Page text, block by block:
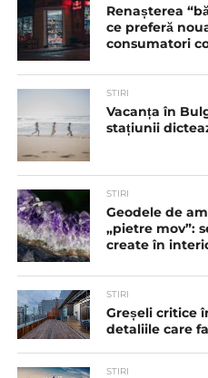
Renașterea
ce preferă
consumatori
STIRI
Vacanța în
stațiunii
STIRI
Geodele de
„pietre mov”:
create în
STIRI
Greșeli critice
detaliile care
STIRI